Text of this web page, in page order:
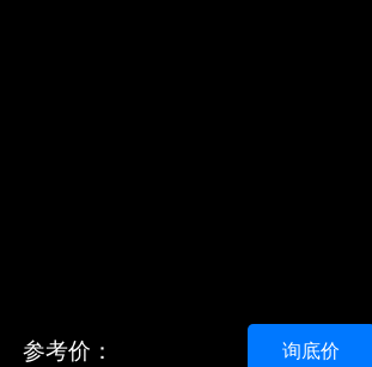
参考价： 询底价